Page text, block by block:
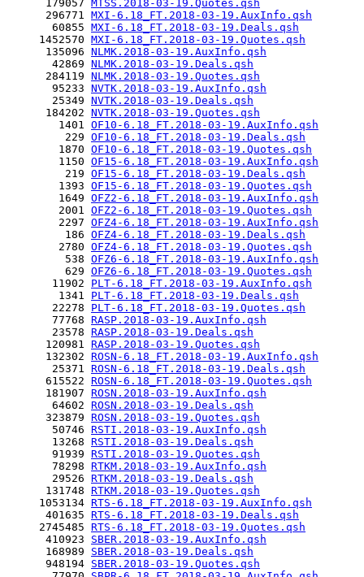
      179057
MTSS.2018-03-19.Quotes.qsh
      296771
MXI-6.18_FT.2018-03-19.AuxInfo.qsh
       60855
MXI-6.18_FT.2018-03-19.Deals.qsh
     1452570
MXI-6.18_FT.2018-03-19.Quotes.qsh
      135096
NLMK.2018-03-19.AuxInfo.qsh
       42869
NLMK.2018-03-19.Deals.qsh
      284119
NLMK.2018-03-19.Quotes.qsh
       95233
NVTK.2018-03-19.AuxInfo.qsh
       25349
NVTK.2018-03-19.Deals.qsh
      184202
NVTK.2018-03-19.Quotes.qsh
        1401
OF10-6.18_FT.2018-03-19.AuxInfo.qsh
         229
OF10-6.18_FT.2018-03-19.Deals.qsh
        1870
OF10-6.18_FT.2018-03-19.Quotes.qsh
        1150
OF15-6.18_FT.2018-03-19.AuxInfo.qsh
         219
OF15-6.18_FT.2018-03-19.Deals.qsh
        1393
OF15-6.18_FT.2018-03-19.Quotes.qsh
        1649
OFZ2-6.18_FT.2018-03-19.AuxInfo.qsh
        2001
OFZ2-6.18_FT.2018-03-19.Quotes.qsh
        2297
OFZ4-6.18_FT.2018-03-19.AuxInfo.qsh
         186
OFZ4-6.18_FT.2018-03-19.Deals.qsh
        2780
OFZ4-6.18_FT.2018-03-19.Quotes.qsh
         538
OFZ6-6.18_FT.2018-03-19.AuxInfo.qsh
         629
OFZ6-6.18_FT.2018-03-19.Quotes.qsh
       11902
PLT-6.18_FT.2018-03-19.AuxInfo.qsh
        1341
PLT-6.18_FT.2018-03-19.Deals.qsh
       22278
PLT-6.18_FT.2018-03-19.Quotes.qsh
       77768
RASP.2018-03-19.AuxInfo.qsh
       23578
RASP.2018-03-19.Deals.qsh
      120981
RASP.2018-03-19.Quotes.qsh
      132302
ROSN-6.18_FT.2018-03-19.AuxInfo.qsh
       25371
ROSN-6.18_FT.2018-03-19.Deals.qsh
      615522
ROSN-6.18_FT.2018-03-19.Quotes.qsh
      181907
ROSN.2018-03-19.AuxInfo.qsh
       64602
ROSN.2018-03-19.Deals.qsh
      323879
ROSN.2018-03-19.Quotes.qsh
       50746
RSTI.2018-03-19.AuxInfo.qsh
       13268
RSTI.2018-03-19.Deals.qsh
       91939
RSTI.2018-03-19.Quotes.qsh
       78298
RTKM.2018-03-19.AuxInfo.qsh
       29526
RTKM.2018-03-19.Deals.qsh
      131748
RTKM.2018-03-19.Quotes.qsh
     1053134
RTS-6.18_FT.2018-03-19.AuxInfo.qsh
      401635
RTS-6.18_FT.2018-03-19.Deals.qsh
     2745485
RTS-6.18_FT.2018-03-19.Quotes.qsh
      410923
SBER.2018-03-19.AuxInfo.qsh
      168989
SBER.2018-03-19.Deals.qsh
      948194
SBER.2018-03-19.Quotes.qsh